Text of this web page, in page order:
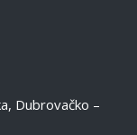
Dubrovačko –